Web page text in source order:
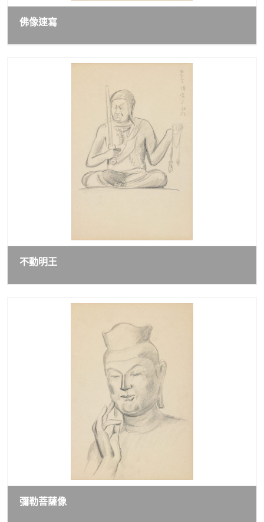
佛像速寫
不動明王
彌勒菩薩像